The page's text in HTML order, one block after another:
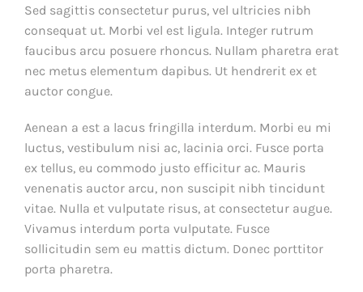
Sed sagittis consectetur purus, vel ultricies nibh
consequat ut. Morbi vel est ligula. Integer rutrum
faucibus arcu posuere rhoncus. Nullam pharetra erat
nec metus elementum dapibus. Ut hendrerit ex et
auctor congue.
Aenean a est a lacus fringilla interdum. Morbi eu mi
luctus, vestibulum nisi ac, lacinia orci. Fusce porta
ex tellus, eu commodo justo efficitur ac. Mauris
venenatis auctor arcu, non suscipit nibh tincidunt
vitae. Nulla et vulputate risus, at consectetur augue.
Vivamus interdum porta vulputate. Fusce
sollicitudin sem eu mattis dictum. Donec porttitor
porta pharetra.